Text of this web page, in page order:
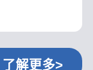
了解更多>